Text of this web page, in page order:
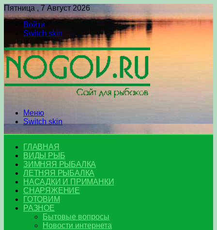
Пятница , 7 Август 2026
Войти
Switch skin
Меню
Switch skin
ГЛАВНАЯ
ВИДЫ РЫБ
ЗИМНЯЯ РЫБАЛКА
ЛЕТНЯЯ РЫБАЛКА
НАСАДКИ И ПРИМАНКИ
СНАРЯЖЕНИЕ
ГОТОВИМ
РАЗНОЕ
Бытовые вопросы
Новости интернета